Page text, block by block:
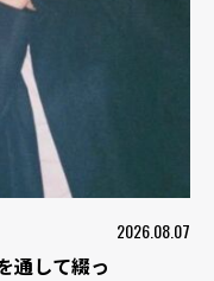
2026.08.07
通して綴っ